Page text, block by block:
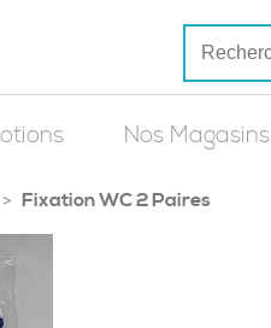
Nos Magasins
> Fixation WC 2 Paires